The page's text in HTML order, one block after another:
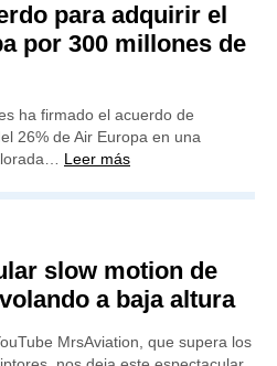
para adquirir el
por 300 millones de
ha firmado el acuerdo de
26% de Air Europa en una
Leer más
slow motion de
a baja altura
MrsAviation, que supera los